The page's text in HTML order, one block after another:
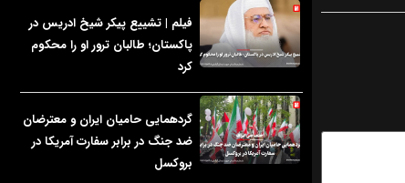
فیلم | تشییع پیکر شیخ ادریس در
پاکستان؛ طالبان ترور او را محکوم
کرد
گردهمایی حامیان ایران و معترضان
ضد جنگ در برابر سفارت آمریکا در
بروکسل